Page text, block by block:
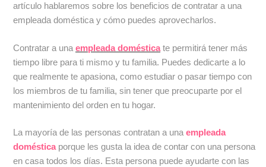
artículo hablaremos sobre los beneficios de contratar a una
empleada doméstica y cómo puedes aprovecharlos.
Contratar a una empleada domésticate permitirá tener más
tiempo libre para ti mismo y tu familia. Puedes dedicarte a lo
que realmente te apasiona, como estudiar o pasar tiempo con
los miembros de tu familia, sin tener que preocuparte por el
mantenimiento del orden en tu hogar.
La mayoría de las personas contratan a una empleada
domésticaporque les gusta la idea de contar con una persona
en casa todos los días. Esta persona puede ayudarte con las